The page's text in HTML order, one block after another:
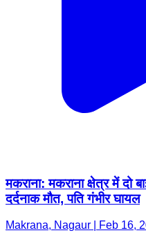
मकराना: मकराना क्षेत्र में दो
दर्दनाक मौत, पति गंभीर घायल
Makrana, Nagaur | Feb 16,